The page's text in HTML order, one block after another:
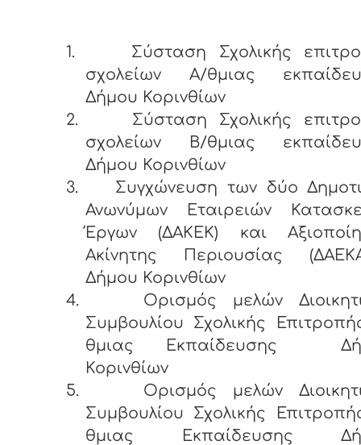
1.
Σύσταση Σχολικής
σχολείων Α/θμιας
Δήμου Κορινθίων
2.
Σύσταση Σχολικής
σχολείων Β/θμιας
Δήμου Κορινθίων
3.
Συγχώνευση των δύο
Ανωνύμων Εταιρειών
Έργων (ΔΑΚΕΚ) και
Ακίνητης Περιουσίας
Δήμου Κορινθίων
4.
Ορισμός μελών
Συμβουλίου Σχολικής
θμιας Εκπαίδευσης
Κορινθίων
5.
Ορισμός μελών
Συμβουλίου Σχολικής
θμιας Εκπαίδευσης